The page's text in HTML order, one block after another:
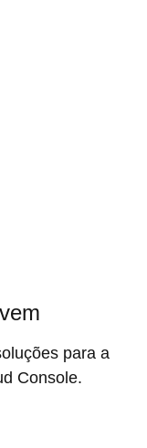
para a
Console.